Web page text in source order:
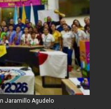
Jaramillo Agudelo